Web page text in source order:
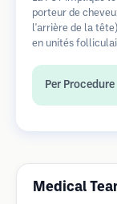
porteur de
l'arrière de la
en unités
généralement
une cicatrice
Per Procedure
Medical